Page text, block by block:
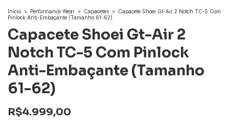
Início > Performance Wear > Capacetes > Capacete Shoei Gt-Air 2 Notch TC-5 Com
Pinlock Anti-Embaçante (Tamanho 61-62)
Capacete Shoei Gt-Air 2
Notch TC-5 Com Pinlock
Anti-Embaçante (Tamanho
61-62)
R$4.999,00